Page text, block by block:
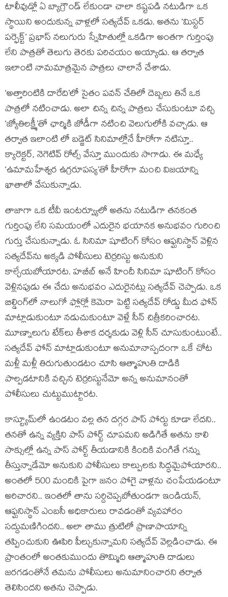
టాలీవుడ్లో ఏ బ్యాగ్రౌండ్ లేకుండా చాలా కష్టపడి నటుడిగా ఒక
స్థాయిని అందుకున్న వాళ్లలో సత్యదేవ్ ఒకడు. అతను ‘మిస్టర్
పర్ఫెక్ట్‌’ ప్రభాస్ నలుగురు స్నేహితుల్లో ఒకడిగా అంతగా గుర్తింపు
లేని పాత్రతో తెలుగు తెరకు పరిచయం అయ్యాడు. ఆ తర్వాత
ఇలాంటి నామమాత్రమైన పాత్రలు చాలానే చేశాడు.
‘అత్తారింటికి దారేది’లో సైతం పవన్ చేతిలో దెబ్బలు తినే ఒక
పాత్రలో నటించాడు. అలా చిన్న చిన్న పాత్రలు చేసుకుంటూ వచ్చి
‘జ్యోతిలక్ష్మీ’తో ఛార్మికి జోడీగా నటించి వెలుగులోకి వచ్చాడు. ఆ
తర్వాత ఇలాంటి లో బడ్జెట్ సినిమాల్లోనే హీరోగా నటిస్తూ..
క్యారెక్టర్, నెగెటివ్ రోల్స్ వేస్తూ ముందుకు సాగాడు. ఈ మధ్యే
‘ఉమామహేశ్వర ఉగ్రరూపస్య’తో హీరోగా మంచి విజయాన్ని
ఖాతాలో వేసుకున్నాడు.
తాజాగా ఒక టీవీ ఇంటర్వ్యూలో అతను నటుడిగా తనకంత
గుర్తింపు లేని సమయంలో ఎదురైన భయానక అనుభవం గురించి
గుర్తు చేసుకున్నాడు. ఓ సినిమా షూటింగ్ కోసం ఆఫ్ఘనిస్థాన్‌ వెళ్లిన
సత్యదేవ్‌ను అక్కడి పోలీసులు టెర్రరిస్టు అనుకుని
కాల్చేయబోయారట. హబీబ్ అనే హిందీ సినిమా షూటింగ్ కోసం
వెళ్లినపుడు ఈ చేదు అనుభవం ఎదురైనట్లు సత్యదేవ్ చెప్పాడు. ఒక
బిల్డింగ్‌లో నాలుగో ఫ్లోర్లో కెమెరా పెట్టి సత్యదేవ్ రోడ్డు మీద ఫోన్
మాట్లాడుకుంటూ నడుచుకుంటూ వెళ్లే సీన్ చిత్రీకరించారట.
మూణ్నాలుగు టేక్‌లు తీశాక దర్శకుడు వెళ్లి సీన్ చూసుకుంటుంటే..
సత్యదేవ్ ఫోన్ మాట్లాడుకుంటూ అనుమానాస్పదంగా ఒకే చోట
మళ్లీ మళ్లీ తిరుగుతుండటం చూసి ఆత్మాహుతి దాడికి
పాల్పడటానికి వచ్చిన టెర్రరిస్టునేమో అన్న అనుమానంతో
పోలీసులు చుట్టుముట్టారట.
కాస్ట్యూమ్‌లో ఉండటం వల్ల తన దగ్గర పాస్ పోర్టు కూడా లేదని..
తనతో ఉన్న వ్యక్తిని పాస్ పోర్ట్ చూపమని అడిగితే అతను కాలి
సాక్సుల్లో ఉన్న పాస్ పోర్ట్ తీయడానికి కిందికి వంగితే గన్ను
తీస్తున్నాడేమో అనుకుని పోలీసులు కాల్పులకు సిద్ధమైపోయారని..
అంతలో 500 మందికి పైగా జనం పోగై వాళ్లను చంపేయడంటూ
అరిచారని.. ఇంతలో తాను సర్దిచెప్పబోతుండగా ఇండియన్,
ఆఫ్ఘనిస్థాన్ ఎంబసీ అధికారులు రావడంతో వ్యవహారం
సద్దుమణిగిందని.. అలా తాము త్రుటిలో ప్రాణాపాయాన్ని
తప్పించుకుని ఊపిరి పీల్చుకున్నామని సత్యదేవ్ వెల్లడించాడు. ఈ
ప్రాంతంలో అంతకుముందు తొమ్మిది ఆత్మాహుతి దాడులు
జరగడంతోనే తమను పోలీసులు అనుమానించారని తర్వాత
తెలిసిందని అతను చెప్పాడు.